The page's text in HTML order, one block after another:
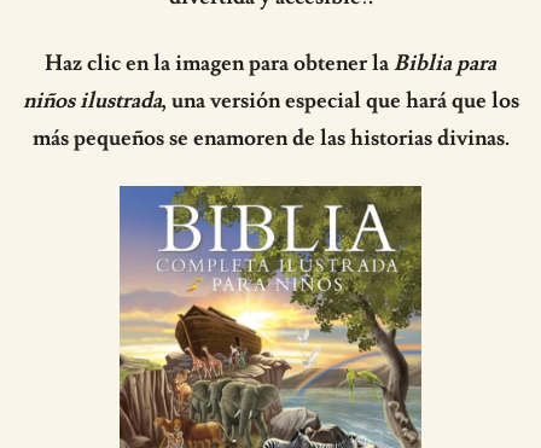
Haz clic en la imagen para obtener laBiblia para
niños ilustrada, una versión especial que hará que los
más pequeños se enamoren de las historias divinas.